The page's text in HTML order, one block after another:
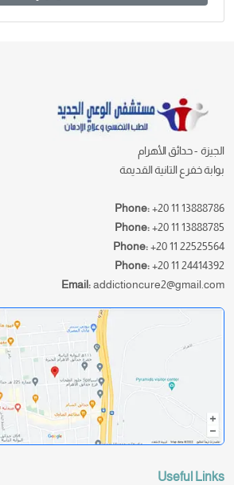
الجيزة - حدائق الأهرام
بوابة خفرع التانية القديمة
Phone:+20 11 13888786
Phone:+20 11 13888785
Phone:+20 11 22525564
Phone:+20 11 24414392
Email:addictioncure2@gmail.com
Useful Links